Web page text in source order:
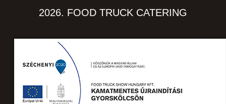
2026. FOOD TRUCK CATERING